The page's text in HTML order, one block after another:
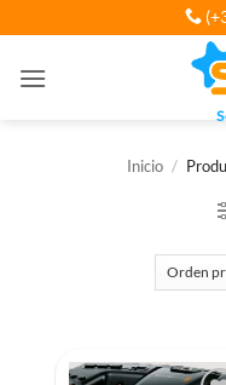
al
Inicio /